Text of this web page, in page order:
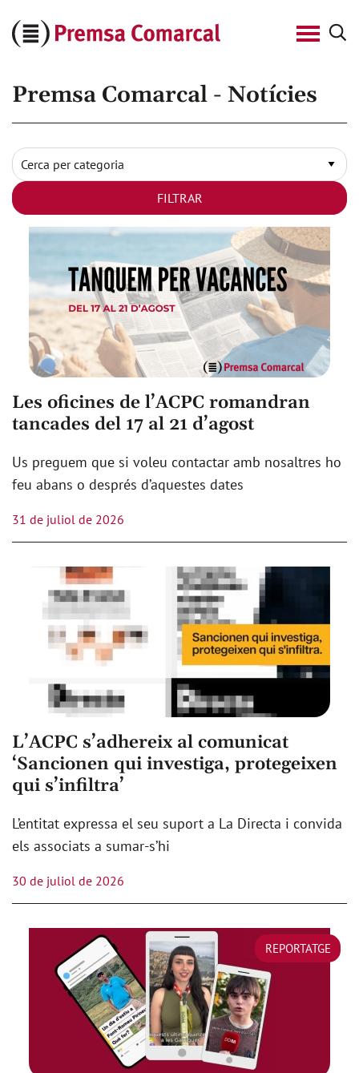
Cerca
Premsa Comarcal - Notícies
Les oficines de l’ACPC romandran
tancades del 17 al 21 d’agost
Us preguem que si voleu contactar amb nosaltres ho
feu abans o després d’aquestes dates
31 de juliol de 2026
L’ACPC s’adhereix al comunicat
‘Sancionen qui investiga, protegeixen
qui s’infiltra’
L’entitat expressa el seu suport a La Directa i convida
els associats a sumar-s’hi
30 de juliol de 2026
REPORTATGE